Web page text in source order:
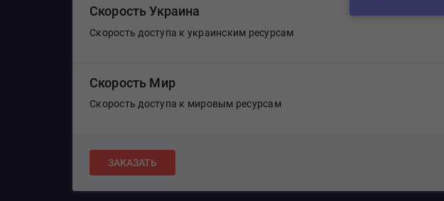
Скорость Украина
Скорость доступа к украинским ресурсам
Скорость Мир
Скорость доступа к мировым ресурсам
ЗАКАЗАТЬ